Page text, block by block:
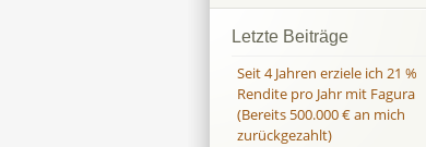
Letzte Beiträge
Seit 4 Jahren erziele ich 21 %
Rendite pro Jahr mit Fagura
(Bereits 500.000 € an mich
zurückgezahlt)